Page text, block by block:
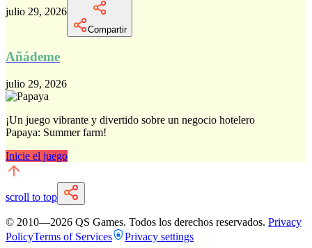
julio 29, 2026
Compartir
Añádeme
julio 29, 2026
¡Un juego vibrante y divertido sobre un negocio hotelero
Papaya: Summer farm!
Inicie el juego
scroll to top
© 2010—2026 QS Games. Todos los derechos reservados. Privacy
PolicyTerms of Services Privacy settings